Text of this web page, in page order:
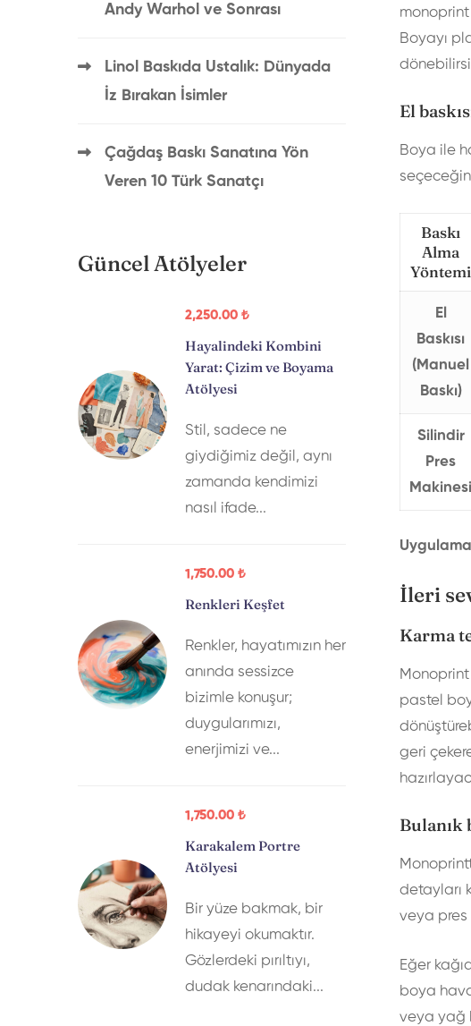
Andy Warhol ve Sonrası
Linol Baskıda Ustalık: Dünyada
İz Bırakan İsimler
Çağdaş Baskı Sanatına Yön
Veren 10 Türk Sanatçı
Güncel Atölyeler
2,250.00 ₺
Hayalindeki Kombini
Yarat: Çizim ve Boyama
Atölyesi
Stil, sadece ne
giydiğimiz değil, aynı
zamanda kendimizi
nasıl ifade...
1,750.00 ₺
Renkleri Keşfet
Renkler, hayatımızın her
anında sessizce
bizimle konuşur;
duygularımızı,
enerjimizi ve...
1,750.00 ₺
Karakalem Portre
Atölyesi
Bir yüze bakmak, bir
hikayeyi okumaktır.
Gözlerdeki pırıltıyı,
dudak kenarındaki...
Boyayı
El
Boya ile
Baskı
Alma
Yöntemi
El
Baskısı
(Manuel
Baskı)
Silindir
Pres
Makinesi
İleri
Karma
pastel
geri
Bulanık
detayları
veya pres
Eğer
boya
veya yağ